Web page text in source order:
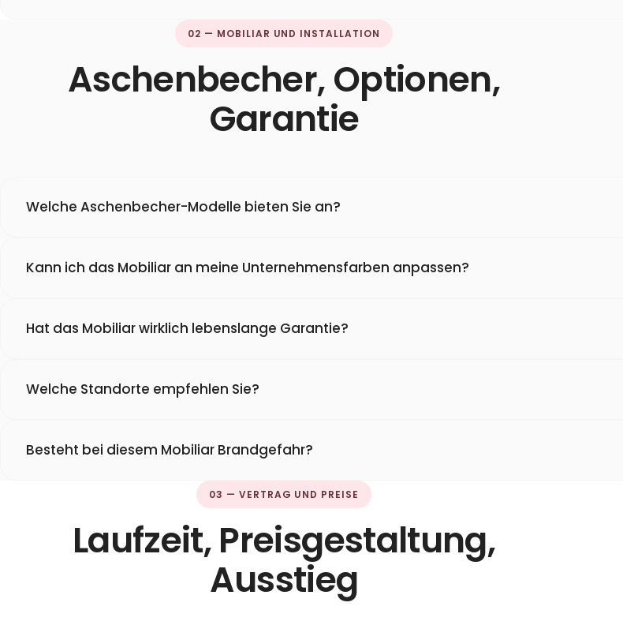
02 — MOBILIAR UND INSTALLATION
Aschenbecher, Optionen,
Garantie
Welche Aschenbecher-Modelle bieten Sie an?
Kann ich das Mobiliar an meine Unternehmensfarben anpassen?
Hat das Mobiliar wirklich lebenslange Garantie?
Welche Standorte empfehlen Sie?
Besteht bei diesem Mobiliar Brandgefahr?
03 — VERTRAG UND PREISE
Laufzeit, Preisgestaltung,
Ausstieg